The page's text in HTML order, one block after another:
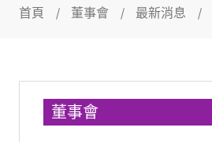
首頁 董事會 最新消息
董事會